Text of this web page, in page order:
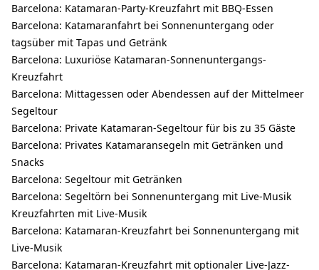
Barcelona: Katamaran-Party-Kreuzfahrt mit BBQ-Essen
Barcelona: Katamaranfahrt bei Sonnenuntergang oder
tagsüber mit Tapas und Getränk
Barcelona: Luxuriöse Katamaran-Sonnenuntergangs-
Kreuzfahrt
Barcelona: Mittagessen oder Abendessen auf der Mittelmeer
Segeltour
Barcelona: Private Katamaran-Segeltour für bis zu 35 Gäste
Barcelona: Privates Katamaransegeln mit Getränken und
Snacks
Barcelona: Segeltour mit Getränken
Barcelona: Segeltörn bei Sonnenuntergang mit Live-Musik
Kreuzfahrten mit Live-Musik
Barcelona: Katamaran-Kreuzfahrt bei Sonnenuntergang mit
Live-Musik
Barcelona: Katamaran-Kreuzfahrt mit optionaler Live-Jazz-